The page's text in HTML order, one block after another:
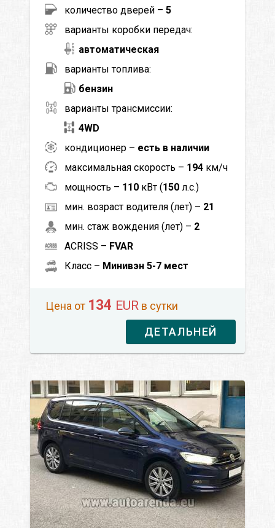
количество дверей – 5
варианты коробки передач:
автоматическая
варианты топлива:
бензин
варианты трансмиссии:
4WD
кондиционер – есть в наличии
максимальная скорость – 194 км/ч
мощность – 110 кВт (150 л.с.)
мин. возраст водителя (лет) – 21
мин. стаж вождения (лет) – 2
ACRISS – FVAR
Класс – Минивэн 5-7 мест
Цена от 134 EUR в сутки
ДЕТАЛЬНЕЙ